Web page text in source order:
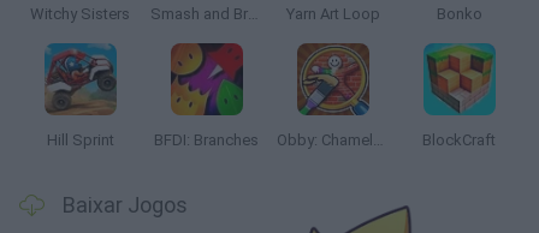
Witchy Sisters Smash and Break Yarn Art Loop Bonko
Hill Sprint BFDI: Branches Obby: Chameleon: Paint & Hide BlockCraft
Baixar Jogos